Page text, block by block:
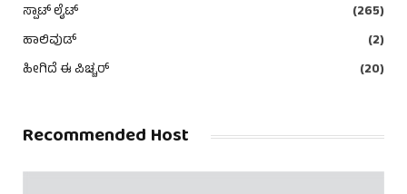
ಸ್ಪಾಟ್ ಲೈಟ್
(265)
ಹಾಲಿವುಡ್
(2)
ಹೀಗಿದೆ ಈ ಪಿಚ್ಚರ್
(20)
Recommended Host